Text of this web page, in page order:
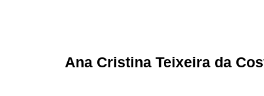
Ana Cristina Teixeira da